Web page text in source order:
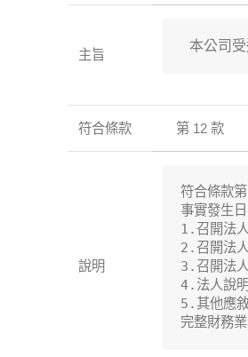
主旨
本公司
符合條款 第 12 款
說明
符合條款
事實發生
1.召開法
2.召開法
3.召開法
4.法人說
5.其他應
完整財務